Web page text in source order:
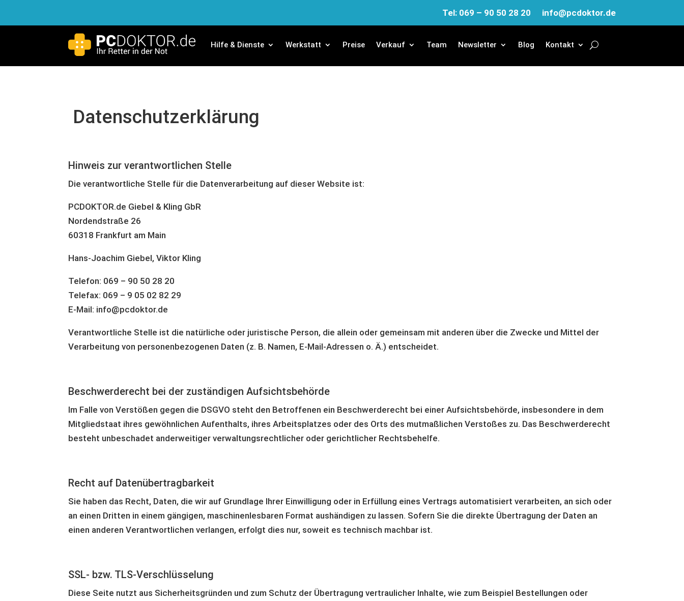
Tel: 069 – 90 50 28 20 info@pcdoktor.de
Hilfe & Dienste Werkstatt Preise Verkauf Team Newsletter Blog Kontakt
Datenschutzerklärung
Hinweis zur verantwortlichen Stelle
Die verantwortliche Stelle für die Datenverarbeitung auf dieser Website ist:
PCDOKTOR.de Giebel & Kling GbR
Nordendstraße 26
60318 Frankfurt am Main
Hans-Joachim Giebel, Viktor Kling
Telefon: 069 – 90 50 28 20
Telefax: 069 – 9 05 02 82 29
E-Mail: info@pcdoktor.de
Verantwortliche Stelle ist die natürliche oder juristische Person, die allein oder gemeinsam mit anderen über die Zwecke und Mittel der
Verarbeitung von personenbezogenen Daten (z. B. Namen, E-Mail-Adressen o. Ä.) entscheidet.
Beschwerde­recht bei der zuständigen Aufsichts­behörde
Im Falle von Verstößen gegen die DSGVO steht den Betroffenen ein Beschwerderecht bei einer Aufsichtsbehörde, insbesondere in dem
Mitgliedstaat ihres gewöhnlichen Aufenthalts, ihres Arbeitsplatzes oder des Orts des mutmaßlichen Verstoßes zu. Das Beschwerderecht
besteht unbeschadet anderweitiger verwaltungsrechtlicher oder gerichtlicher Rechtsbehelfe.
Recht auf Daten­übertrag­barkeit
Sie haben das Recht, Daten, die wir auf Grundlage Ihrer Einwilligung oder in Erfüllung eines Vertrags automatisiert verarbeiten, an sich oder
an einen Dritten in einem gängigen, maschinenlesbaren Format aushändigen zu lassen. Sofern Sie die direkte Übertragung der Daten an
einen anderen Verantwortlichen verlangen, erfolgt dies nur, soweit es technisch machbar ist.
SSL- bzw. TLS-Verschlüsselung
Diese Seite nutzt aus Sicherheitsgründen und zum Schutz der Übertragung vertraulicher Inhalte, wie zum Beispiel Bestellungen oder